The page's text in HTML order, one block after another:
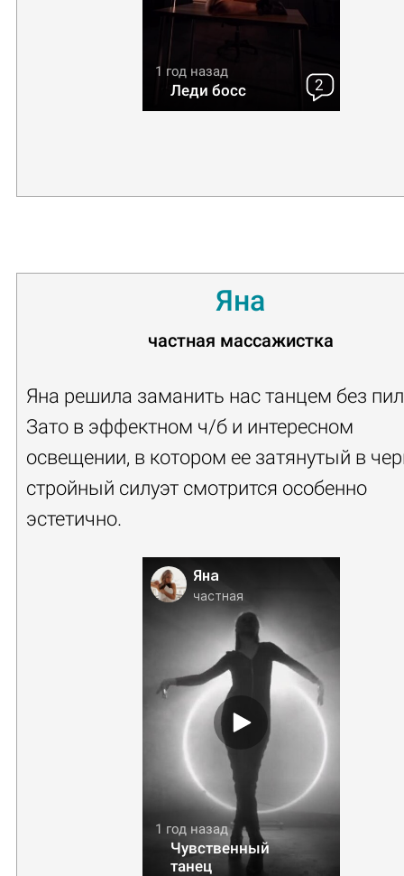
1 год назад
Леди босс 2
Яна
частная массажистка
Яна решила заманить нас танцем без
Зато в эффектном ч/б и интересном
освещении, в котором ее затянутый в
стройный силуэт смотрится особенно
эстетично.
1 год назад
Чувственный
танец
Яна
частная